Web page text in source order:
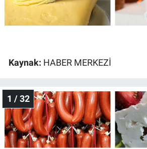
Kaynak: HABER MERKEZİ
1 / 32
Gün Başlıyor
Gündem Özel
Günün görüntüsü